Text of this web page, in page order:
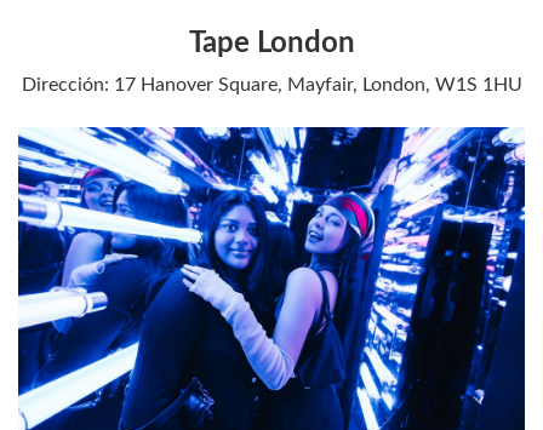
Tape London
Dirección: 17 Hanover Square, Mayfair, London, W1S 1HU